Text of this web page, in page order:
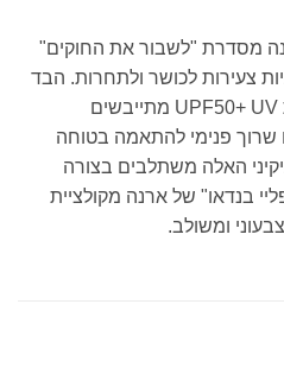
מסדרת "לשבור את החוקים"
צעירות לכושר ולתחרות. הבד
עמיד לכלור עם הגנה משולבת UPF50+ UV מתייבשים
שרוך פנימי להתאמה בטוחה
האלה משתלבים בצורה
בנדאו" של ארנה מקולציית
ומשולב.